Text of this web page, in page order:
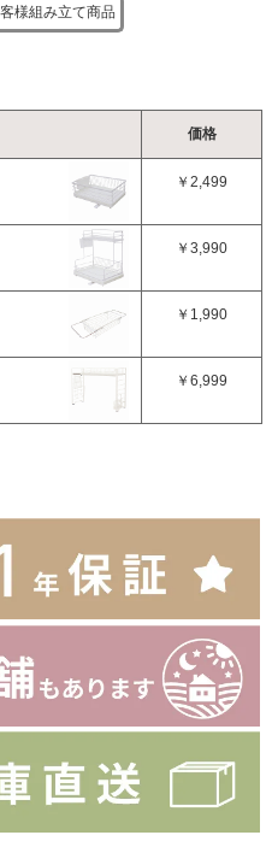
様組み立て商品
価格
￥2,499
￥3,990
￥1,990
￥6,999